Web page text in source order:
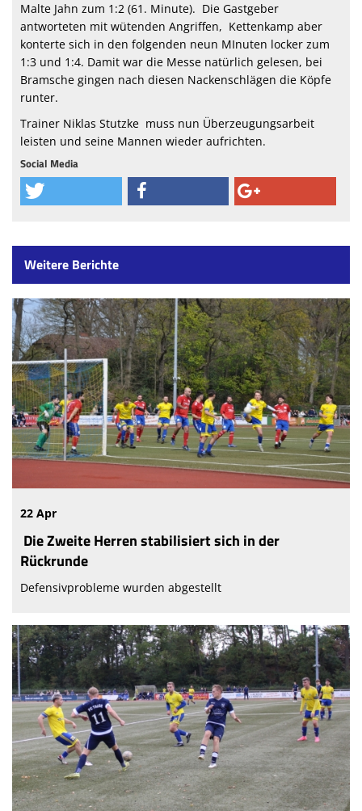
Malte Jahn zum 1:2 (61. Minute). Die Gastgeber
antworteten mit wütenden Angriffen, Kettenkamp aber
konterte sich in den folgenden neun MInuten locker zum
1:3 und 1:4. Damit war die Messe natürlich gelesen, bei
Bramsche gingen nach diesen Nackenschlägen die Köpfe
runter.
Trainer Niklas Stutzke muss nun Überzeugungsarbeit
leisten und seine Mannen wieder aufrichten.
Social Media
Weitere Berichte
22 Apr
Die Zweite Herren stabilisiert sich in der
Rückrunde
Defensivprobleme wurden abgestellt